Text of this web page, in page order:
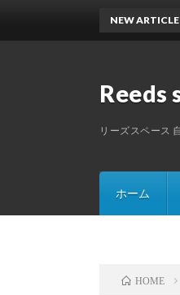
Reeds
リーズスペース
ホーム
NEW ARTICLE
HOME